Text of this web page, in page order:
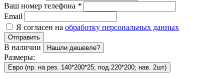
Ваш номер телефона *
Email
Я согласен на обработку персональных данных
Отправить
В наличии Нашли дешевле?
Размеры:
Евро (пр. на рез. 140*200*25; под.220*200; нав. 2шт)